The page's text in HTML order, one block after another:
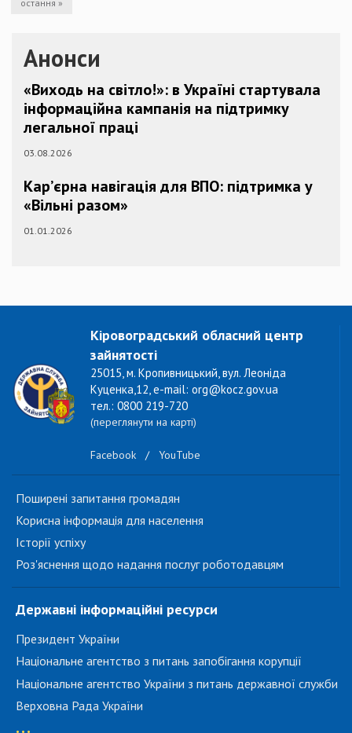
остання »
Анонси
«Виходь на світло!»: в Україні стартувала
інформаційна кампанія на підтримку
легальної праці
03.08.2026
Кар’єрна навігація для ВПО: підтримка у
«Вільні разом»
01.01.2026
Кіровоградський обласний центр
зайнятості
25015, м. Кропивницький, вул. Леоніда
Куценка,12, e-mail: org@kocz.gov.ua
тел.: 0800 219-720
(переглянути на карті)
Facebook / YouTube
Поширені запитання громадян
Корисна інформація для населення
Історії успіху
Роз'яснення щодо надання послуг роботодавцям
Державні інформаційні ресурси
Президент України
Національне агентство з питань запобігання корупції
Національне агентство України з питань державної служби
Верховна Рада України
...